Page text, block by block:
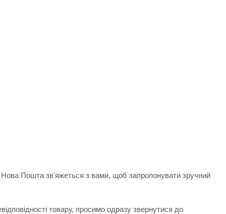
Пошта зв'яжеться з вами, щоб запропонувати зручний
товару, просимо одразу звернутися до